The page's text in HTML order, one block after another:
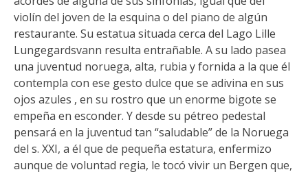
violín del joven de la esquina o del piano de algún
restaurante. Su estatua situada cerca del Lago Lille
Lungegardsvann resulta entrañable. A su lado pasea
una juventud noruega, alta, rubia y fornida a la que él
contempla con ese gesto dulce que se adivina en sus
ojos azules , en su rostro que un enorme bigote se
empeña en esconder. Y desde su pétreo pedestal
pensará en la juventud tan “saludable” de la Noruega
del s. XXI, a él que de pequeña estatura, enfermizo
aunque de voluntad regia, le tocó vivir un Bergen que,